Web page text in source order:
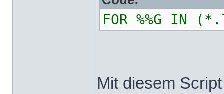
FOR %%G IN
Mit diesem